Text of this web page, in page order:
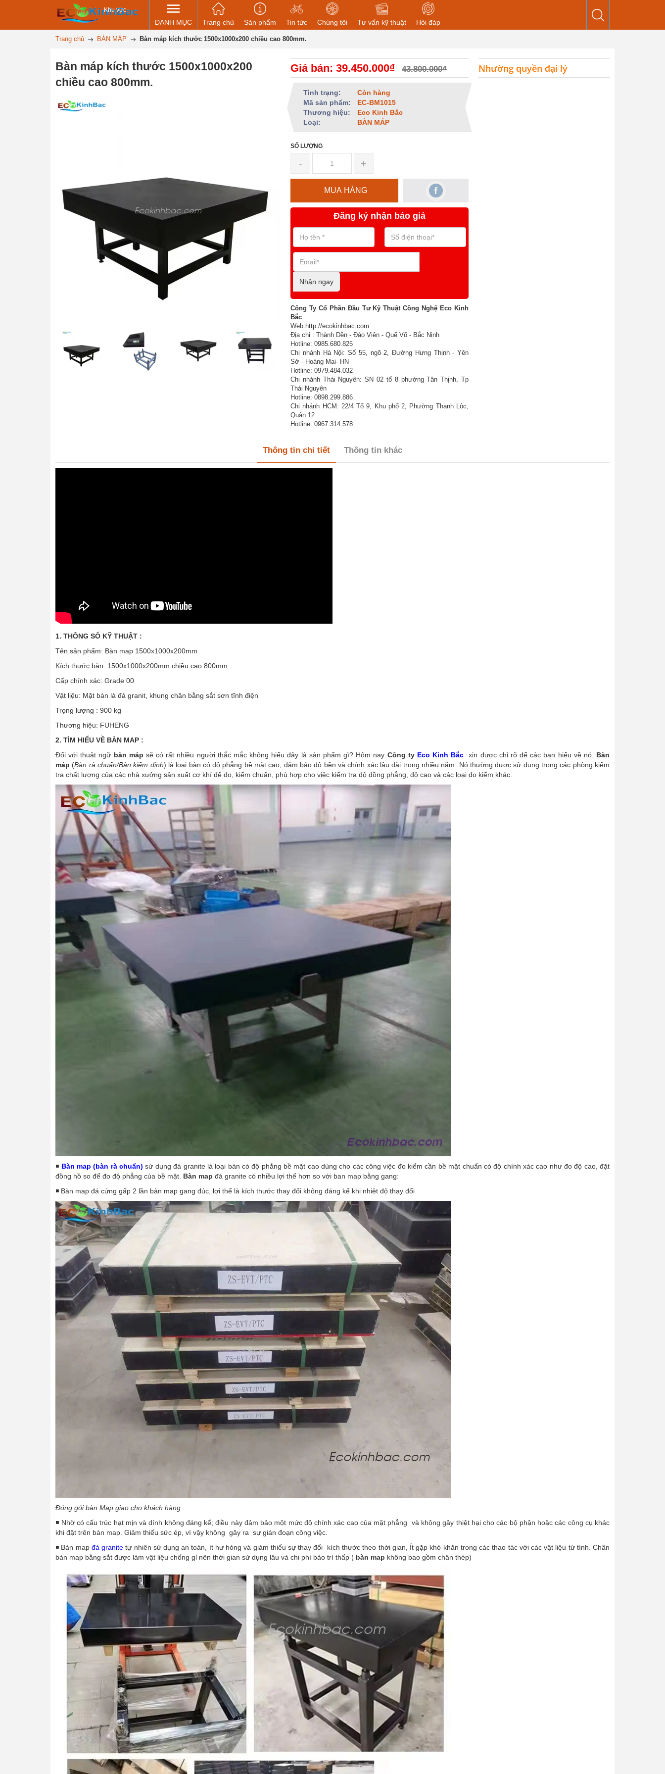
Khu vực
DANH MỤC Trang chủ Sản phẩm Tin tức Chúng tôi Tư vấn kỹ thuật Hỏi đáp
Trang chủ BÀN MÁP Bàn máp kích thước 1500x1000x200 chiều cao 800mm.
Bàn máp kích thước 1500x1000x200
chiều cao 800mm.
Giá bán: 39.450.000₫ 43.800.000₫
Tình trạng:
Còn hàng
Mã sản phẩm:
EC-BM1015
Thương hiệu:
Eco Kinh Bắc
Loại:
BÀN MÁP
SỐ LƯỢNG
- +
MUA HÀNG
Đăng ký nhận báo giá
Nhận ngay
Công Ty Cổ Phần Đầu Tư Kỹ Thuật Công Nghệ Eco Kinh
Bắc
Web:http://ecokinhbac.com
Địa chỉ : Thành Dền - Đào Viên - Quế Võ - Bắc Ninh
Hotline: 0985.680.825
Chi nhánh Hà Nội: Số 55, ngõ 2, Đường Hưng Thịnh - Yên
Sở - Hoàng Mai- HN
Hotline: 0979.484.032
Chi nhánh Thái Nguyên: SN 02 tổ 8 phường Tân Thịnh, Tp
Thái Nguyên
Hotline: 0898.299.886
Chi nhánh HCM: 22/4 Tổ 9, Khu phố 2, Phường Thạnh Lộc,
Quận 12
Hotline: 0967.314.578
Nhường quyền đại lý
Thông tin chi tiết Thông tin khác
1. THÔNG SỐ KỸ THUẬT :
Tên sản phẩm: Bàn map 1500x1000x200mm
Kích thước bàn: 1500x1000x200mm chiều cao 800mm
Cấp chính xác: Grade 00
Vật liệu: Mặt bàn là đá granit, khung chân bằng sắt sơn tĩnh điện
Trọng lượng : 900 kg
Thương hiệu: FUHENG
2. TÌM HIỂU VỀ BÀN MAP :
Đối với thuật ngữ bàn máp sẽ có rất nhiều người thắc mắc không hiểu đây là sản phẩm gì? Hôm nay Công ty Eco Kinh Bắc xin được chỉ rõ để các bạn hiểu về nó. Bàn
máp (Bàn rà chuẩn/Bàn kiểm định) là loại bàn có độ phẳng bề mặt cao, đảm bảo độ bền và chính xác lâu dài trong nhiều năm. Nó thường được sử dụng trong các phòng kiểm
tra chất lượng của các nhà xưởng sản xuất cơ khí để đo, kiểm chuẩn, phù hợp cho việc kiểm tra độ đồng phẳng, độ cao và các loại đo kiểm khác.
◾ Bàn map (bàn rà chuẩn)sử dụng đá granite là loại bàn có độ phẳng bề mặt cao dùng cho các công việc đo kiểm cần bề mặt chuẩn có độ chính xác cao như đo độ cao, đặt
đồng hồ so để đo độ phẳng của bề mặt. Bàn map đá granite có nhiều lợi thế hơn so với ban map bằng gang:
◾ Bàn map đá cứng gấp 2 lần bàn map gang đúc, lợi thế là kích thước thay đổi không đáng kể khi nhiệt độ thay đổi
Đóng gói bàn Map giao cho khách hàng
◾ Nhờ có cấu trúc hạt mịn và dính không đáng kể; điều này đảm bảo một mức độ chính xác cao của mặt phẳng và không gây thiệt hại cho các bộ phận hoặc các công cụ khác
khi đặt trên bàn map. Giảm thiểu sức ép, vì vậy không gây ra sự gián đoạn công việc.
◾ Bàn map đá granite tự nhiên sử dụng an toàn, ít hư hỏng và giảm thiểu sự thay đổi kích thước theo thời gian, Ít gặp khó khăn trong các thao tác với các vật liệu từ tính. Chân
bàn map bằng sắt được làm vật liệu chống gỉ nên thời gian sử dụng lâu và chi phí bảo trì thấp ( bàn map không bao gồm chân thép)